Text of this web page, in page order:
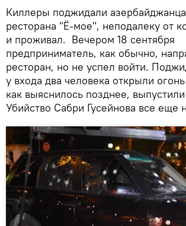
Киллеры поджидали
ресторана "Ё-мое", неподалеку от
и проживал. Вечером 18 сентября
предприниматель, как обычно,
ресторан, но не успел войти.
у входа два человека открыли
как выяснилось позднее, выпустили
Убийство Сабри Гусейнова все еще